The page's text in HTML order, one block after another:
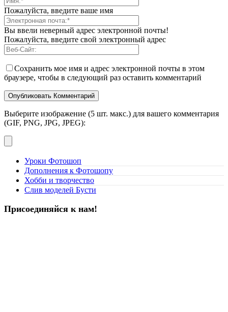
Пожалуйста, введите ваше имя
Вы ввели неверный адрес электронной почты!
Пожалуйста, введите свой электронный адрес
Сохранить мое имя и адрес электронной почты в этом
браузере, чтобы в следующий раз оставить комментарий
Выберите изображение (5 шт. макс.) для вашего комментария
(GIF, PNG, JPG, JPEG):
Уроки Фотошоп
Дополнения к Фотошопу
Хобби и творчество
Слив моделей Бусти
Присоединяйся к нам!